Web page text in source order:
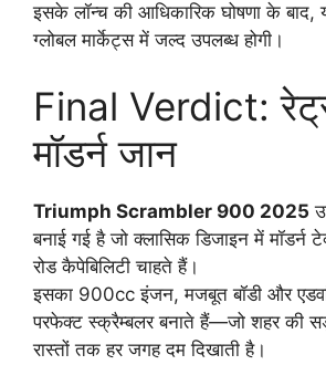
इसके लॉन्च की आधिकारिक घोषणा के बाद,
ग्लोबल मार्केट्स में जल्द उपलब्ध होगी।
Final Verdict:
मॉडर्न जान
Triumph Scrambler 900 2025
बनाई गई है जो क्लासिक डिजाइन में
रोड कैपेबिलिटी चाहते हैं।
इसका 900cc इंजन, मजबूत बॉडी और
परफेक्ट स्क्रैम्बलर बनाते हैं—जो शहर की
रास्तों तक हर जगह दम दिखाती है।